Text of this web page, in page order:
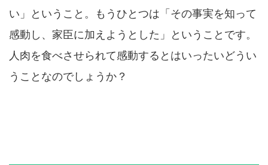
い」ということ。もうひとつは「その事実を知って
感動し、家臣に加えようとした」ということです。
人肉を食べさせられて感動するとはいったいどうい
うことなのでしょうか？